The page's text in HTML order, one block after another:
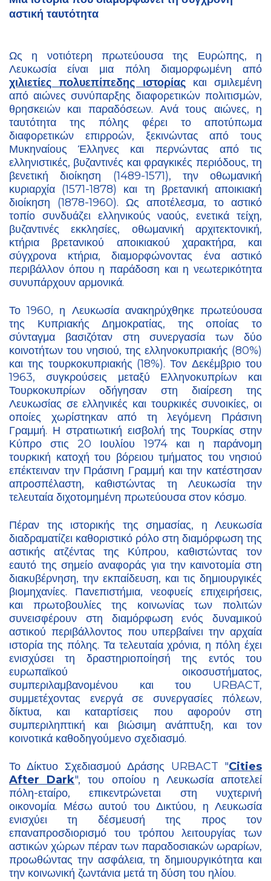
αστική ταυτότητα
Ως η νοτιότερη πρωτεύουσα της Ευρώπης, η
Λευκωσία είναι μια πόλη διαμορφωμένη από
χιλιετίες πολυεπίπεδης ιστορίαςκαι σμιλεμένη
από αιώνες συνύπαρξης διαφορετικών πολιτισμών,
θρησκειών και παραδόσεων. Ανά τους αιώνες, η
ταυτότητα της πόλης φέρει το αποτύπωμα
διαφορετικών επιρροών, ξεκινώντας από τους
Μυκηναίους Έλληνες και περνώντας από τις
ελληνιστικές, βυζαντινές και φραγκικές περιόδους, τη
βενετική διοίκηση (1489-1571), την οθωμανική
κυριαρχία (1571-1878) και τη βρετανική αποικιακή
διοίκηση (1878-1960). Ως αποτέλεσμα, το αστικό
τοπίο συνδυάζει ελληνικούς ναούς, ενετικά τείχη,
βυζαντινές εκκλησίες, οθωμανική αρχιτεκτονική,
κτήρια βρετανικού αποικιακού χαρακτήρα, και
σύγχρονα κτήρια, διαμορφώνοντας ένα αστικό
περιβάλλον όπου η παράδοση και η νεωτερικότητα
συνυπάρχουν αρμονικά.
Το 1960, η Λευκωσία ανακηρύχθηκε πρωτεύουσα
της Κυπριακής Δημοκρατίας, της οποίας το
σύνταγμα βασιζόταν στη συνεργασία των δύο
κοινοτήτων του νησιού, της ελληνοκυπριακής (80%)
και της τουρκοκυπριακής (18%). Τον Δεκέμβριο του
1963, συγκρούσεις μεταξύ Ελληνοκυπρίων και
Τουρκοκυπρίων οδήγησαν στη διαίρεση της
Λευκωσίας σε ελληνικές και τουρκικές συνοικίες, οι
οποίες χωρίστηκαν από τη λεγόμενη Πράσινη
Γραμμή. Η στρατιωτική εισβολή της Τουρκίας στην
Κύπρο στις 20 Ιουλίου 1974 και η παράνομη
τουρκική κατοχή του βόρειου τμήματος του νησιού
επέκτειναν την Πράσινη Γραμμή και την κατέστησαν
απροσπέλαστη, καθιστώντας τη Λευκωσία την
τελευταία διχοτομημένη πρωτεύουσα στον κόσμο.
Πέραν της ιστορικής της σημασίας, η Λευκωσία
διαδραματίζει καθοριστικό ρόλο στη διαμόρφωση της
αστικής ατζέντας της Κύπρου, καθιστώντας τον
εαυτό της σημείο αναφοράς για την καινοτομία στη
διακυβέρνηση, την εκπαίδευση, και τις δημιουργικές
βιομηχανίες. Πανεπιστήμια, νεοφυείς επιχειρήσεις,
και πρωτοβουλίες της κοινωνίας των πολιτών
συνεισφέρουν στη διαμόρφωση ενός δυναμικού
αστικού περιβάλλοντος που υπερβαίνει την αρχαία
ιστορία της πόλης. Τα τελευταία χρόνια, η πόλη έχει
ενισχύσει τη δραστηριοποίησή της εντός του
ευρωπαϊκού οικοσυστήματος,
συμπεριλαμβανομένου και του URBACT,
συμμετέχοντας ενεργά σε συνεργασίες πόλεων,
δίκτυα, και καταρτίσεις που αφορούν στη
συμπεριληπτική και βιώσιμη ανάπτυξη, και τον
κοινοτικά καθοδηγούμενο σχεδιασμό.
Το Δίκτυο Σχεδιασμού Δράσης URBACT "Cities
After Dark", του οποίου η Λευκωσία αποτελεί
πόλη-εταίρο, επικεντρώνεται στη νυχτερινή
οικονομία. Μέσω αυτού του Δικτύου, η Λευκωσία
ενισχύει τη δέσμευσή της προς τον
επαναπροσδιορισμό του τρόπου λειτουργίας των
αστικών χώρων πέραν των παραδοσιακών ωραρίων,
προωθώντας την ασφάλεια, τη δημιουργικότητα και
την κοινωνική ζωντάνια μετά τη δύση του ηλίου.